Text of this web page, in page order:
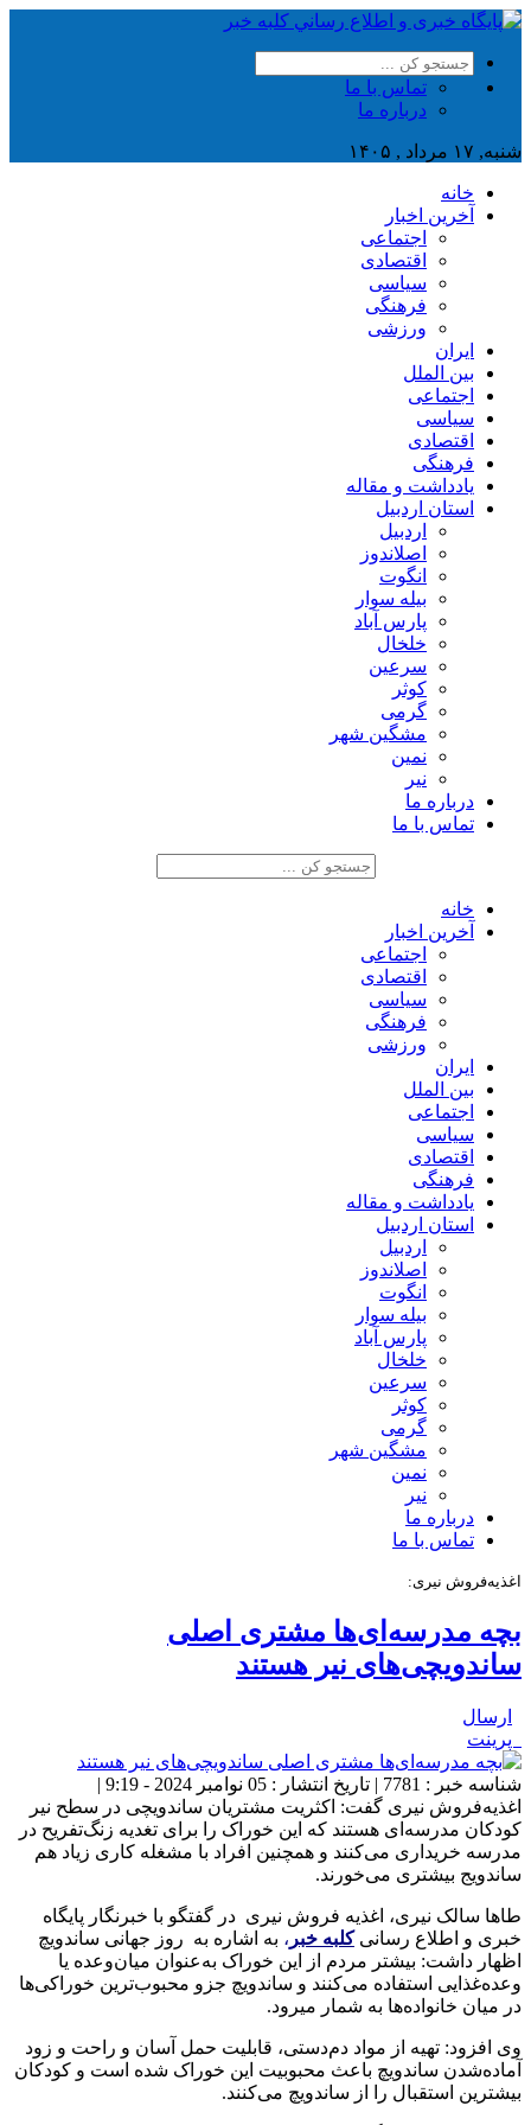
تماس با ما
درباره ما
شنبه, ۱۷ مرداد , ۱۴۰۵
خانه
آخرین اخبار
اجتماعی
اقتصادی
سیاسی
فرهنگی
ورزشی
ایران
بین الملل
اجتماعی
سیاسی
اقتصادی
فرهنگی
یادداشت و مقاله
استان اردبیل
اردبیل
اصلاندوز
انگوت
بیله سوار
پارس آباد
خلخال
سرعین
کوثر
گرمی
مشگین شهر
نمین
نیر
درباره ما
تماس با ما
خانه
آخرین اخبار
اجتماعی
اقتصادی
سیاسی
فرهنگی
ورزشی
ایران
بین الملل
اجتماعی
سیاسی
اقتصادی
فرهنگی
یادداشت و مقاله
استان اردبیل
اردبیل
اصلاندوز
انگوت
بیله سوار
پارس آباد
خلخال
سرعین
کوثر
گرمی
مشگین شهر
نمین
نیر
درباره ما
تماس با ما
اغذیه‌فروش نیری:
بچه مدرسه‌ای‌ها مشتری اصلی
ساندویچی‌های نیر هستند
ارسال
پرینت
شناسه خبر : 7781 | تاریخ انتشار : 05 نوامبر 2024 - 9:19 |
اغذیه‌فروش نیری گفت: اکثریت مشتریان ساندویچی در سطح نیر
کودکان مدرسه‌ای هستند که این خوراک را برای تغدیه زنگ‌تفریح در
مدرسه خریداری می‌کنند و همچنین افراد با مشغله کاری زیاد هم
ساندویج بیشتری می‌خورند.
طاها سالک نیری، اغذیه فروش نیری در گفتگو با خبرنگار پایگاه
خبری و اطلاع رسانی کلبه خبر ، به اشاره به روز جهانی ساندویچ
اظهار داشت: بیشتر مردم از این خوراک به‌عنوان میان‌وعده یا
وعده‌غذایی استفاده می‌کنند و ساندویچ جزو محبوب‌ترین خوراکی‌ها
در میان خانواده‌ها به شمار می‎رود.
وی افزود: تهیه از مواد دم‌دستی، قابلیت حمل آسان و راحت و زود
آماده‌شدن ساندویچ باعث محبوبیت این خوراک شده است و کودکان
بیشترین استقبال را از ساندویچ می‌کنند.